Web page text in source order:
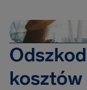
kosztów